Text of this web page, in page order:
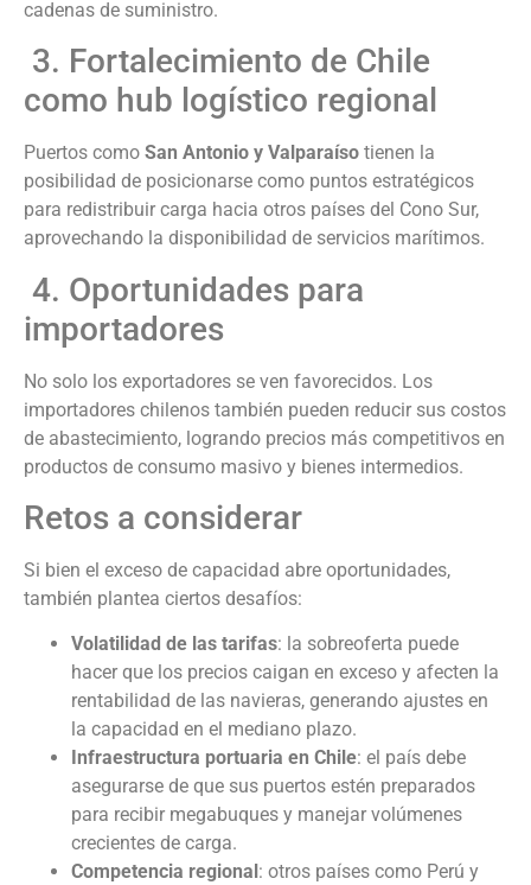
cadenas de suministro.
3. Fortalecimiento de Chile
como hub logístico regional
Puertos como San Antonio y Valparaíso tienen la
posibilidad de posicionarse como puntos estratégicos
para redistribuir carga hacia otros países del Cono Sur,
aprovechando la disponibilidad de servicios marítimos.
4. Oportunidades para
importadores
No solo los exportadores se ven favorecidos. Los
importadores chilenos también pueden reducir sus costos
de abastecimiento, logrando precios más competitivos en
productos de consumo masivo y bienes intermedios.
Retos a considerar
Si bien el exceso de capacidad abre oportunidades,
también plantea ciertos desafíos:
Volatilidad de las tarifas: la sobreoferta puede
hacer que los precios caigan en exceso y afecten la
rentabilidad de las navieras, generando ajustes en
la capacidad en el mediano plazo.
Infraestructura portuaria en Chile: el país debe
asegurarse de que sus puertos estén preparados
para recibir megabuques y manejar volúmenes
crecientes de carga.
Competencia regional : otros países como Perú y